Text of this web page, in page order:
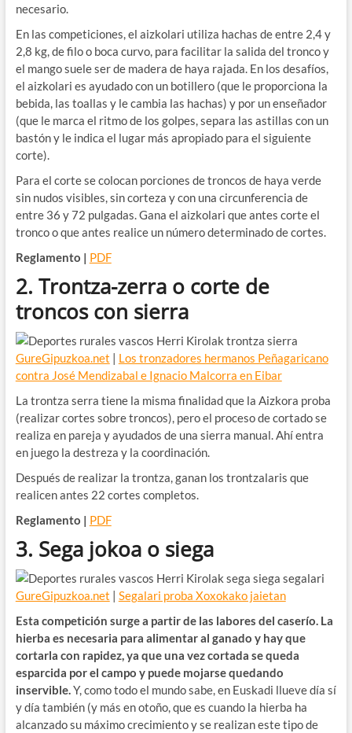
necesario.
En las competiciones, el aizkolari utiliza hachas de entre 2,4 y
2,8 kg, de filo o boca curvo, para facilitar la salida del tronco y
el mango suele ser de madera de haya rajada. En los desafíos,
el aizkolari es ayudado con un botillero (que le proporciona la
bebida, las toallas y le cambia las hachas) y por un enseñador
(que le marca el ritmo de los golpes, separa las astillas con un
bastón y le indica el lugar más apropiado para el siguiente
corte).
Para el corte se colocan porciones de troncos de haya verde
sin nudos visibles, sin corteza y con una circunferencia de
entre 36 y 72 pulgadas. Gana el aizkolari que antes corte el
tronco o que antes realice un número determinado de cortes.
Reglamento | PDF
2. Trontza-zerra o corte de
troncos con sierra
GureGipuzkoa.net | Los tronzadores hermanos Peñagaricano
contra José Mendizabal e Ignacio Malcorra en Eibar
La trontza serra tiene la misma finalidad que la Aizkora proba
(realizar cortes sobre troncos), pero el proceso de cortado se
realiza en pareja y ayudados de una sierra manual. Ahí entra
en juego la destreza y la coordinación.
Después de realizar la trontza, ganan los trontzalaris que
realicen antes 22 cortes completos.
Reglamento | PDF
3. Sega jokoa o siega
GureGipuzkoa.net | Segalari proba Xoxokako jaietan
Esta competición surge a partir de las labores del caserío. La
hierba es necesaria para alimentar al ganado y hay que
cortarla con rapidez, ya que una vez cortada se queda
esparcida por el campo y puede mojarse quedando
inservible.Y, como todo el mundo sabe, en Euskadi llueve día sí
y día también (y más en otoño, que es cuando la hierba ha
alcanzado su máximo crecimiento y se realizan este tipo de